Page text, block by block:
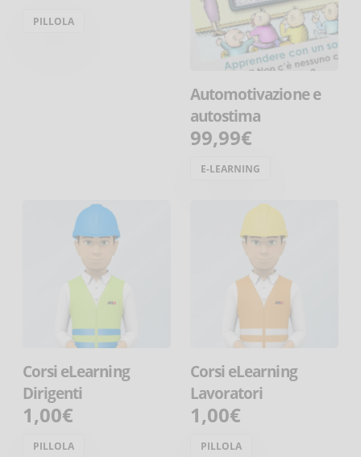
PILLOLA
Automotivazione e
autostima
99,99€
E-LEARNING
Corsi eLearning
Dirigenti
1,00€
PILLOLA
Corsi eLearning
Lavoratori
1,00€
PILLOLA